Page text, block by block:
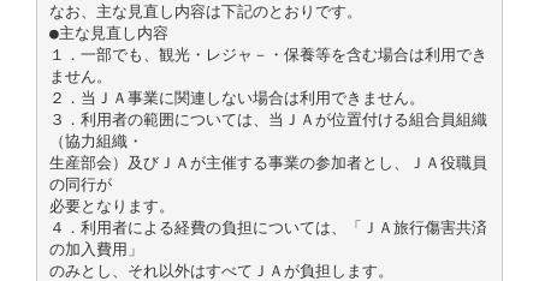
なお、主な見直し内容は下記のとおりです。
●主な見直し内容
１．一部でも、観光・レジャ－・保養等を含む場合は利用でき
ません。
２．当ＪＡ事業に関連しない場合は利用できません。
３．利用者の範囲については、当ＪＡが位置付ける組合員組織
（協力組織・
生産部会）及びＪＡが主催する事業の参加者とし、ＪＡ役職員
の同行が
必要となります。
４．利用者による経費の負担については、「ＪＡ旅行傷害共済
の加入費用」
のみとし、それ以外はすべてＪＡが負担します。